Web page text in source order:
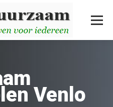
Venlo